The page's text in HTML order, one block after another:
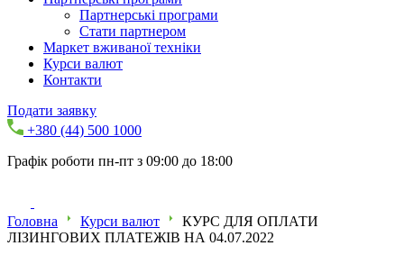
Партнерські програми
Стати партнером
Маркет вживаної техніки
Курси валют
Контакти
Подати заявку
+380 (44) 500 1000
Графік роботи пн-пт з 09:00 до 18:00
Головна Курси валют
КУРС ДЛЯ ОПЛАТИ
ЛІЗИНГОВИХ ПЛАТЕЖІВ НА 04.07.2022